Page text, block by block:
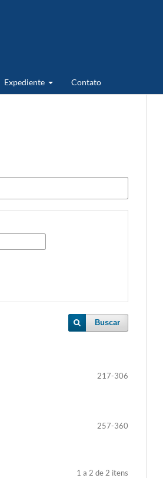
Expediente Contato
Buscar
217-306
257-360
1 a 2 de 2 itens